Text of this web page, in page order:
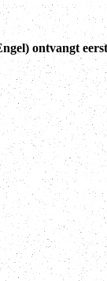
ontvangt